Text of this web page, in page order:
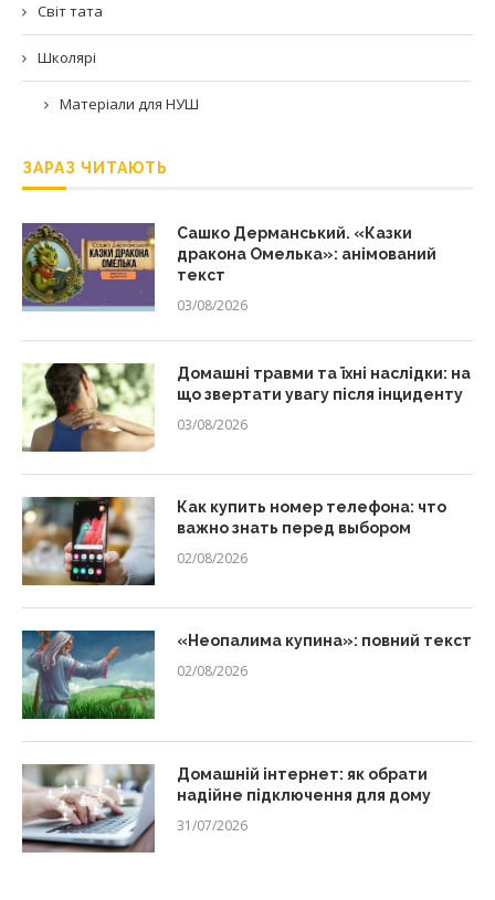
Світ тата
Школярі
Матеріали для НУШ
ЗАРАЗ ЧИТАЮТЬ
Сашко Дерманський. «Казки
дракона Омелька»: анімований
текст
03/08/2026
Домашні травми та їхні наслідки: на
що звертати увагу після інциденту
03/08/2026
Как купить номер телефона: что
важно знать перед выбором
02/08/2026
«Неопалима купина»: повний текст
02/08/2026
Домашній інтернет: як обрати
надійне підключення для дому
31/07/2026